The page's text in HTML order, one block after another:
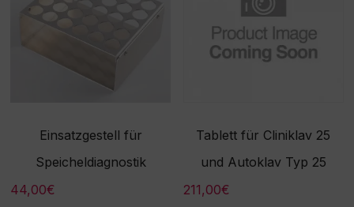
Einsatzgestell für
Speicheldiagnostik
44,00€
Tablett für Cliniklav 25
und Autoklav Typ 25
211,00€